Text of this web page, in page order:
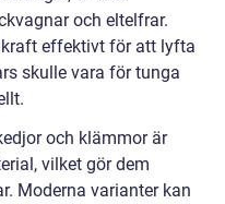
och eltelfrar.
effektivt för att lyfta
skulle vara för tunga
och klämmor är
vilket gör dem
Moderna varianter kan